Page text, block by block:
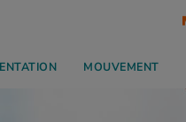
MOUVEMENT